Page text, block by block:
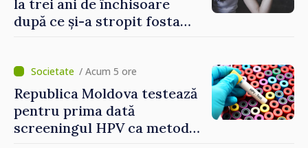
la trei ani de închisoare
după ce și-a stropit fosta
/ Acum 5 ore
Republica Moldova testează
pentru prima dată
screeningul HPV ca metodă